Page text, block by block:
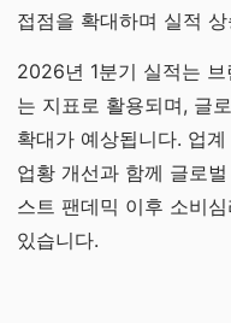
접점을 확대하며 실적
2026년 1분기 실적는
는 지표로 활용되며, 글
확대가 예상됩니다. 업
업황 개선과 함께 글로
스트 팬데믹 이후 소비
있습니다.